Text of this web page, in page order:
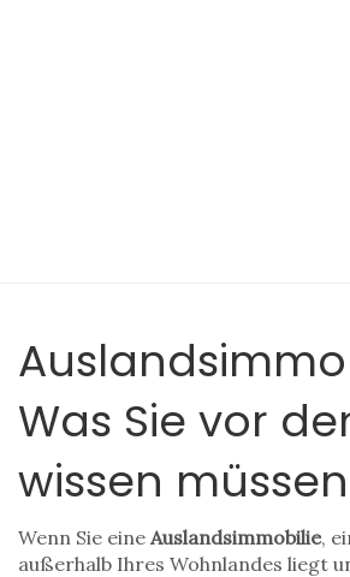
Was Sie vor
wissen müssen
Wenn Sie eine Auslandsimmobilie,
außerhalb Ihres Wohnlandes liegt